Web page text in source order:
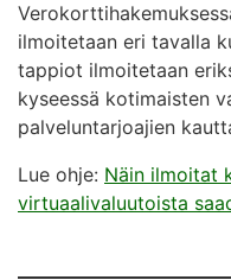
ilmoitetaan eri tavalla
tappiot ilmoitetaan
kyseessä kotimaisten
palveluntarjoajien
Lue ohje: Näin ilmoitat
virtuaalivaluutoista